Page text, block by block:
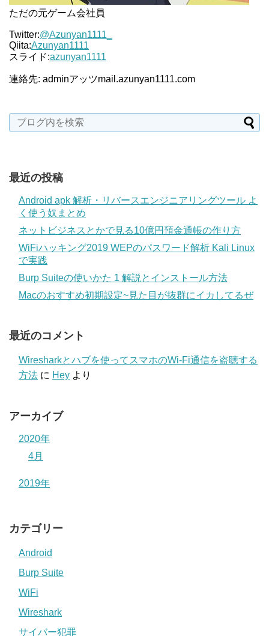
ただの元ゲーム会社員
Twitter:@Azunyan1111_
Qiita:Azunyan1111
スライド:azunyan1111
連絡先: adminアッツmail.azunyan1111.com
最近の投稿
Android apk 解析・リバースエンジニアリングツール よ
く使う奴まとめ
ネットビジネスとかで見る10億円預金通帳の作り方
WiFiハッキング2019 WEPのパスワード解析 Kali Linux
で実践
Burp Suiteの使いかた 1 解説とインストール方法
Macのおすすめ初期設定~見た目が抜群にイカしてるぜ
最近のコメント
Wiresharkとハブを使ってスマホのWi-Fi通信を盗聴する
方法 に Hey より
アーカイブ
2020年
4月
2019年
カテゴリー
Android
Burp Suite
WiFi
Wireshark
サイバー犯罪